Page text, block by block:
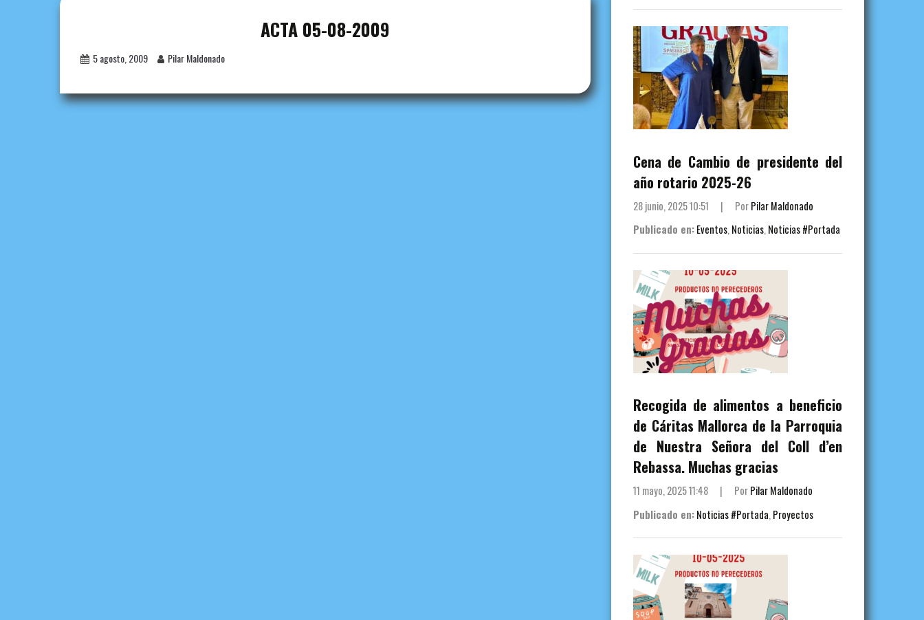
ACTA 05-08-2009
5 agosto, 2009 Pilar Maldonado
Cena de Cambio de presidente del
año rotario 2025-26
28 junio, 2025 10:51 | PorPilar Maldonado
Publicado en: Eventos,Noticias,Noticias #Portada
Recogida de alimentos a beneficio
de Cáritas Mallorca de la Parroquia
de Nuestra Señora del Coll d’en
Rebassa. Muchas gracias
11 mayo, 2025 11:48 | PorPilar Maldonado
Publicado en: Noticias #Portada, Proyectos